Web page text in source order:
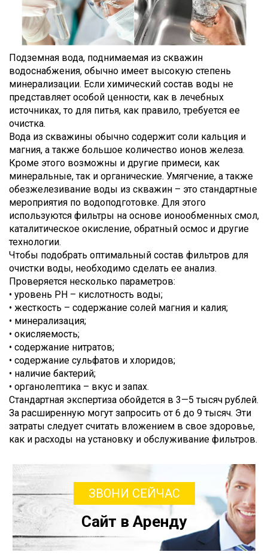
Подземная вода, поднимаемая из скважин
водоснабжения, обычно имеет высокую степень
минерализации. Если химический состав воды не
представляет особой ценности, как в лечебных
источниках, то для питья, как правило, требуется ее
очистка.
Вода из скважины обычно содержит соли кальция и
магния, а также большое количество ионов железа.
Кроме этого возможны и другие примеси, как
минеральные, так и органические. Умягчение, а также
обезжелезивание воды из скважин – это стандартные
мероприятия по водоподготовке. Для этого
используются фильтры на основе ионообменных смол,
каталитическое окисление, обратный осмос и другие
технологии.
Чтобы подобрать оптимальный состав фильтров для
очистки воды, необходимо сделать ее анализ.
Проверяется несколько параметров:
• уровень PH – кислотность воды;
• жесткость – содержание солей магния и калия;
• минерализация;
• окисляемость;
• содержание нитратов;
• содержание сульфатов и хлоридов;
• наличие бактерий;
• органолептика – вкус и запах.
Стандартная экспертиза обойдется в 3—5 тысяч рублей.
За расширенную могут запросить от 6 до 9 тысяч. Эти
затраты следует считать вложением в свое здоровье,
как и расходы на установку и обслуживание фильтров.
ЗВОНИ СЕЙЧАС
Сайт в Аренду